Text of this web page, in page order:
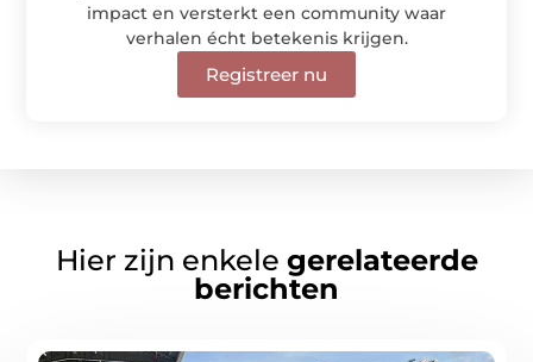
impact en versterkt een community waar
verhalen écht betekenis krijgen.
Registreer nu
Hier zijn enkele gerelateerde
berichten